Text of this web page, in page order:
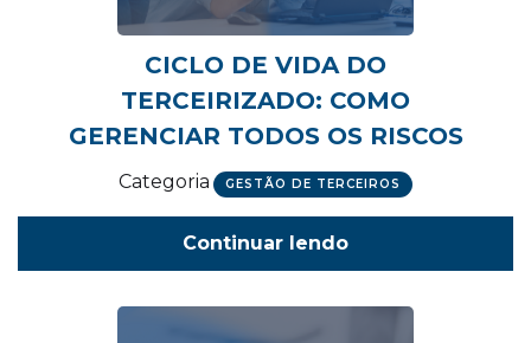
CICLO DE VIDA DO
TERCEIRIZADO: COMO
GERENCIAR TODOS OS RISCOS
Categoria GESTÃO DE TERCEIROS
Continuar lendo